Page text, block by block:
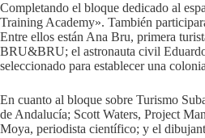
Completando el bloque dedicado al
Training Academy». También
Entre ellos están Ana Bru, primera
BRU&BRU; el astronauta civil
seleccionado para establecer una
En cuanto al bloque sobre Turismo
de Andalucía; Scott Waters, Project
Moya, periodista científico; y el